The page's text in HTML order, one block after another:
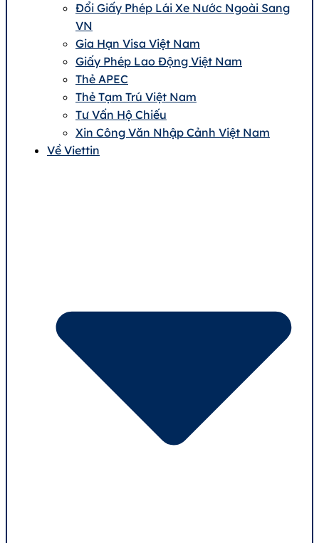
Đổi Giấy Phép Lái Xe Nước Ngoài Sang
VN
Gia Hạn Visa Việt Nam
Giấy Phép Lao Động Việt Nam
Thẻ APEC
Thẻ Tạm Trú Việt Nam
Tư Vấn Hộ Chiếu
Xin Công Văn Nhập Cảnh Việt Nam
Về Viettin